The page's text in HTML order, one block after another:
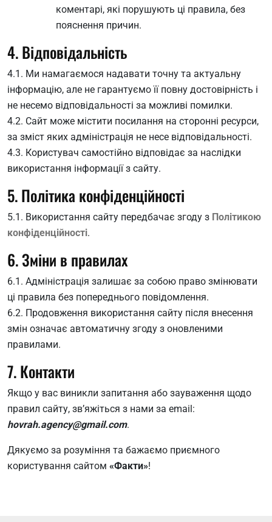
коментарі, які порушують ці правила, без
пояснення причин.
4. Відповідальність
4.1. Ми намагаємося надавати точну та актуальну
інформацію, але не гарантуємо її повну достовірність і
не несемо відповідальності за можливі помилки.
4.2. Сайт може містити посилання на сторонні ресурси,
за зміст яких адміністрація не несе відповідальності.
4.3. Користувач самостійно відповідає за наслідки
використання інформації з сайту.
5. Політика конфіденційності
5.1. Використання сайту передбачає згоду з Політикою
конфіденційності.
6. Зміни в правилах
6.1. Адміністрація залишає за собою право змінювати
ці правила без попереднього повідомлення.
6.2. Продовження використання сайту після внесення
змін означає автоматичну згоду з оновленими
правилами.
7. Контакти
Якщо у вас виникли запитання або зауваження щодо
правил сайту, зв’яжіться з нами за email:
hovrah.agency@gmail.com.
Дякуємо за розуміння та бажаємо приємного
користування сайтом «Факти»!